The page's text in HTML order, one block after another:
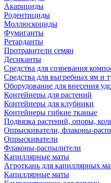
Акарициды
Родентициды
Моллюскоциды
Фумиганты
Ретарданты
Протравители семян
Десиканты
Средства для созревания
Средства для выгребных ям и
Оборудование для внесения
Контейнеры для растений
Контейнеры для клубники
Контейнеры гибкие тканые
Подвязка растений, опоры,
Опрыскиватели, флаконы-
Опрыскиватели
Флаконы-распылители
Капиллярные маты
Агроткань для капиллярных
Капиллярные маты